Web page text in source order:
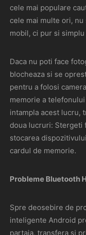
cele mai populare
cele mai multe ori,
mobil, ci pur si
Daca nu poti face
blocheaza si se
pentru a folosi
memorie a
intampla acest lucru,
doua lucruri:
stocarea
cardul de memorie.
Probleme Bluetooth
Spre deosebire de
inteligente Android
partaja, transfera si